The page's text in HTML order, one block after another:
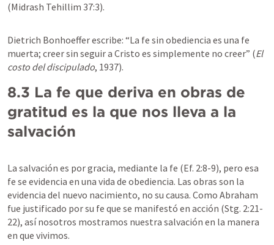
(Midrash Tehillim 37:3).
Dietrich Bonhoeffer escribe: “La fe sin obediencia es una fe
muerta; creer sin seguir a Cristo es simplemente no creer” (El
costo del discipulado, 1937).
8.3 La fe que deriva en obras de
gratitud es la que nos lleva a la
salvación
La salvación es por gracia, mediante la fe (Ef. 2:8-9), pero esa
fe se evidencia en una vida de obediencia. Las obras son la
evidencia del nuevo nacimiento, no su causa. Como Abraham
fue justificado por su fe que se manifestó en acción (Stg. 2:21-
22), así nosotros mostramos nuestra salvación en la manera
en que vivimos.